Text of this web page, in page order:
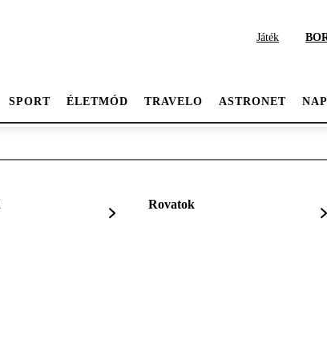
Játék
SPORT ÉLETMÓD TRAVELO ASTRONET
Rovatok